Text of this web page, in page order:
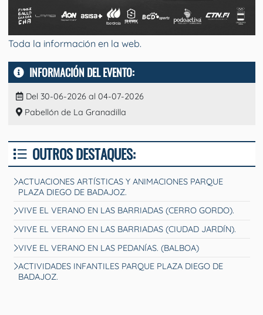
Toda la información en la web.
INFORMACIÓN DEL EVENTO:
Del 30-06-2026 al 04-07-2026
Pabellón de La Granadilla
OUTROS DESTAQUES:
ACTUACIONES ARTÍSTICAS Y ANIMACIONES PARQUE
PLAZA DIEGO DE BADAJOZ.
VIVE EL VERANO EN LAS BARRIADAS (CERRO GORDO).
VIVE EL VERANO EN LAS BARRIADAS (CIUDAD JARDÍN).
VIVE EL VERANO EN LAS PEDANÍAS. (BALBOA)
ACTIVIDADES INFANTILES PARQUE PLAZA DIEGO DE
BADAJOZ.